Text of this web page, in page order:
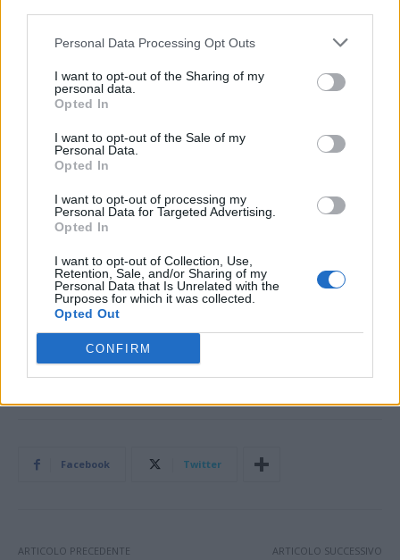
Personal Data Processing Opt Outs
I want to opt-out of the Sharing of my
personal data.
Opted In
I want to opt-out of the Sale of my
Personal Data.
Opted In
I want to opt-out of processing my
Personal Data for Targeted Advertising.
Opted In
I want to opt-out of Collection, Use,
Retention, Sale, and/or Sharing of my
Personal Data that Is Unrelated with the
Purposes for which it was collected.
Opted Out
CONFIRM
Vicenza in Centro
TAGS Vicenza in centro
Facebook Twitter
ARTICOLO PRECEDENTE
ARTICOLO SUCCESSIVO